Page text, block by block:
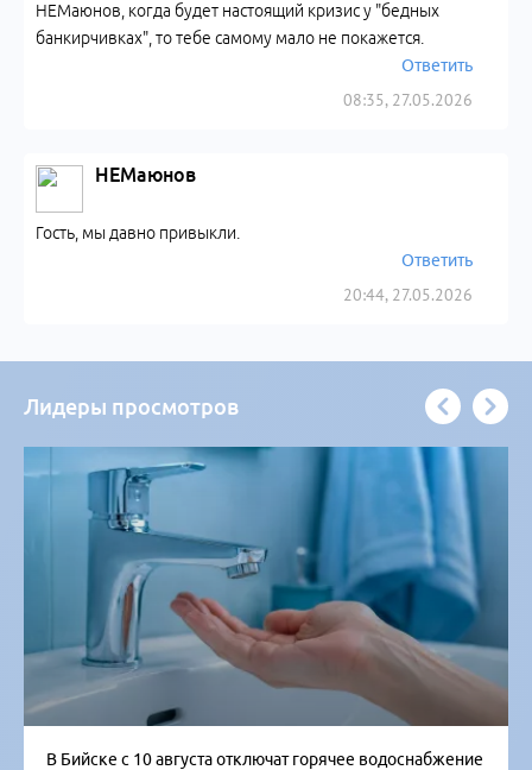
08:35, 27.05.2026
НЕМаюнов, когда будет настоящий кризис у "бедных
банкирчивках", то тебе самому мало не покажется.
Ответить
НЕМаюнов
20:44, 27.05.2026
Гость, мы давно привыкли.
Ответить
Лидеры просмотров
В Бийске с 10 августа отключат горячее водоснабжение